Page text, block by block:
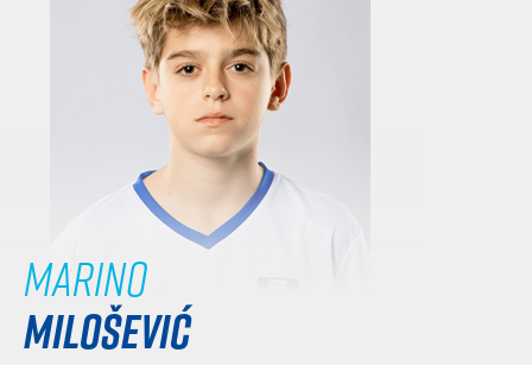
Marino
MILOŠEVIĆ